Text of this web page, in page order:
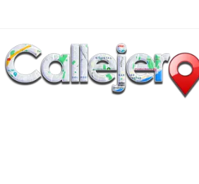
contenido